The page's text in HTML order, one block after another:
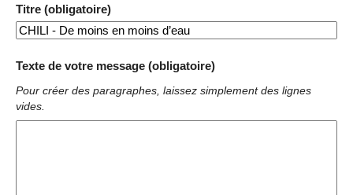
Titre (obligatoire)
Texte de votre message (obligatoire)
Pour créer des paragraphes, laissez simplement des lignes
vides.